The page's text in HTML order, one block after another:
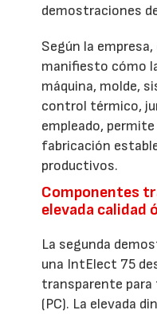
demostraciones
Según la
manifiesto cómo
máquina, molde,
control térmico,
empleado,
fabricación
productivos.
Componentes
elevada calidad
La segunda
una IntElect 75
transparente
(PC). La elevada